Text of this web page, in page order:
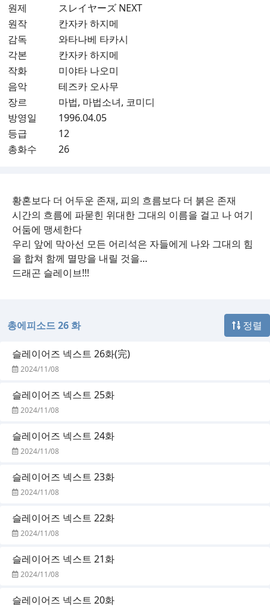
원제
スレイヤーズ NEXT
원작
칸자카 하지메
감독
와타나베 타카시
각본
칸자카 하지메
작화
미야타 나오미
음악
테즈카 오사무
장르
마법, 마법소녀, 코미디
방영일
1996.04.05
등급
12
총화수
26
황혼보다 더 어두운 존재, 피의 흐름보다 더 붉은 존재
시간의 흐름에 파묻힌 위대한 그대의 이름을 걸고 나 여기
어둠에 맹세한다
우리 앞에 막아선 모든 어리석은 자들에게 나와 그대의 힘
을 합쳐 함께 멸망을 내릴 것을…
드래곤 슬레이브!!!
총에피소드 26 화 정렬
슬레이어즈 넥스트 26화(完)
2024/11/08
슬레이어즈 넥스트 25화
2024/11/08
슬레이어즈 넥스트 24화
2024/11/08
슬레이어즈 넥스트 23화
2024/11/08
슬레이어즈 넥스트 22화
2024/11/08
슬레이어즈 넥스트 21화
2024/11/08
슬레이어즈 넥스트 20화